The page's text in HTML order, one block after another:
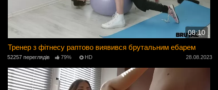
08:10
Тренер з фітнесу раптово виявився брутальним ебарем
52257 переглядів 79% HD 28.08.2023